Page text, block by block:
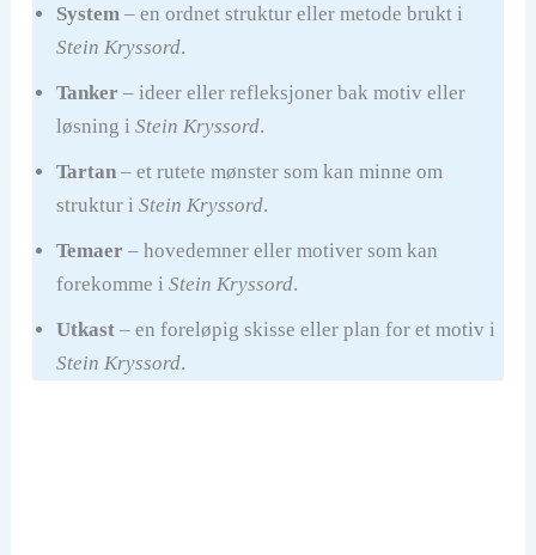
System– en ordnet struktur eller metode brukt i
Stein Kryssord.
Tanker – ideer eller refleksjoner bak motiv eller
løsning i Stein Kryssord.
Tartan– et rutete mønster som kan minne om
struktur i Stein Kryssord.
Temaer – hovedemner eller motiver som kan
forekomme i Stein Kryssord.
Utkast– en foreløpig skisse eller plan for et motiv i
Stein Kryssord.